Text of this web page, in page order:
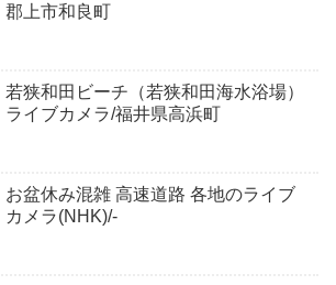
郡上市和良町
若狭和田ビーチ（若狭和田海水浴場）
ライブカメラ/福井県高浜町
お盆休み混雑 高速道路 各地のライブ
カメラ(NHK)/-